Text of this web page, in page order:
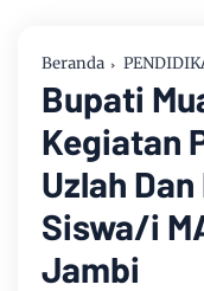
Beranda
Bupati
Kegiatan
Uzlah
Siswa/i
Jambi